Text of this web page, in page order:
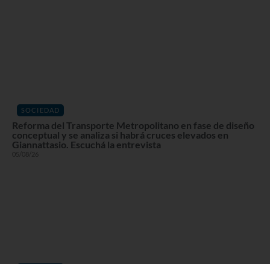
SOCIEDAD
Reforma del Transporte Metropolitano en fase de diseño
conceptual y se analiza si habrá cruces elevados en
Giannattasio. Escuchá la entrevista
05/08/26